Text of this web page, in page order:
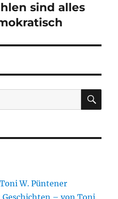
sind alles
W. Püntener